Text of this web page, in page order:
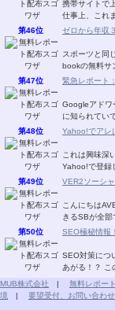
携帯サイトで上位表
第46位
ゼロから年収
スポーツと同じように
第47位
緊急レポート
Googleアドワーズのアカウン
第48位
Yahoo!でアレ
これは興味深いです！ Yahoo!の「アレ」に登録すると、Googleがあなたのサイトを紹介
第49位
VER2ソーシ
こんにちはAVENTHA.inc/近藤です。 さて。 以前よ
第50位
SEO極秘情報
SEO対策についてのレポートです。 極秘情報満載！
あ
MUB株式会社 | 無料レポー
境 | 要望受付、お問い合わせ